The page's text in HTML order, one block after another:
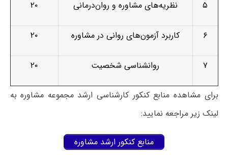
۵ نظریه‌های مشاوره و روان‌درمانی ۲۰
۶ کاربرد آزمون‌های روانی در مشاوره ۲۰
۷ روانشناسی شخصیت ۲۰
برای مشاهده منابع کنکور کارشناسی ارشد مجموعه مشاوره به
لینک زیر مراجعه نمایید:
منابع کنکور ارشد مشاوره